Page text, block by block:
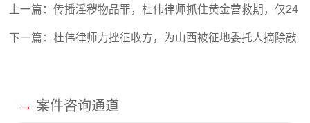
上一篇：传播淫秽物品罪，杜伟律师抓住黄金营救期，仅24
天成功取保
下一篇：杜伟律师力挫征收方，为山西被征地委托人摘除敲
→ 案件咨询通道